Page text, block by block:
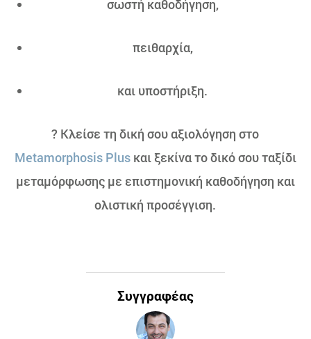
σωστή καθοδήγηση,
πειθαρχία,
και υποστήριξη.
? Κλείσε τη δική σου αξιολόγηση στο
Metamorphosis Plusκαι ξεκίνα το δικό σου ταξίδι
μεταμόρφωσης με επιστημονική καθοδήγηση και
ολιστική προσέγγιση.
Συγγραφέας